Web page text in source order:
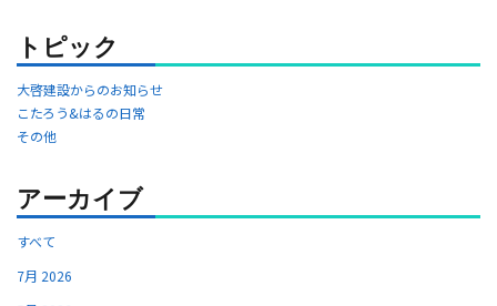
トピック
大啓建設からのお知らせ
こたろう&はるの日常
その他
アーカイブ
すべて
7月 2026